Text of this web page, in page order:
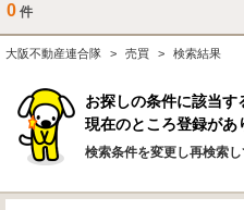
0 件
大阪不動産連合隊 売買 検索結果
お探しの条件に該当す
現在のところ登録があ
検索条件を変更し再検索し